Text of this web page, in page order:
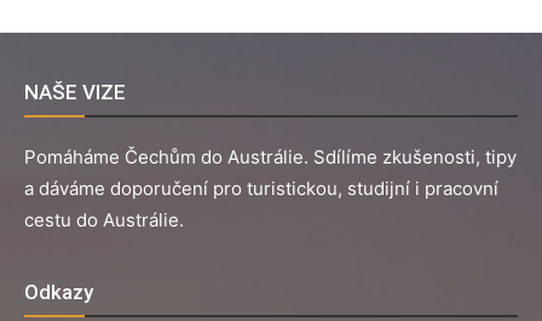
NAŠE VIZE
Pomáháme Čechům do Austrálie. Sdílíme zkušenosti, tipy
a dáváme doporučení pro turistickou, studijní i pracovní
cestu do Austrálie.
Odkazy